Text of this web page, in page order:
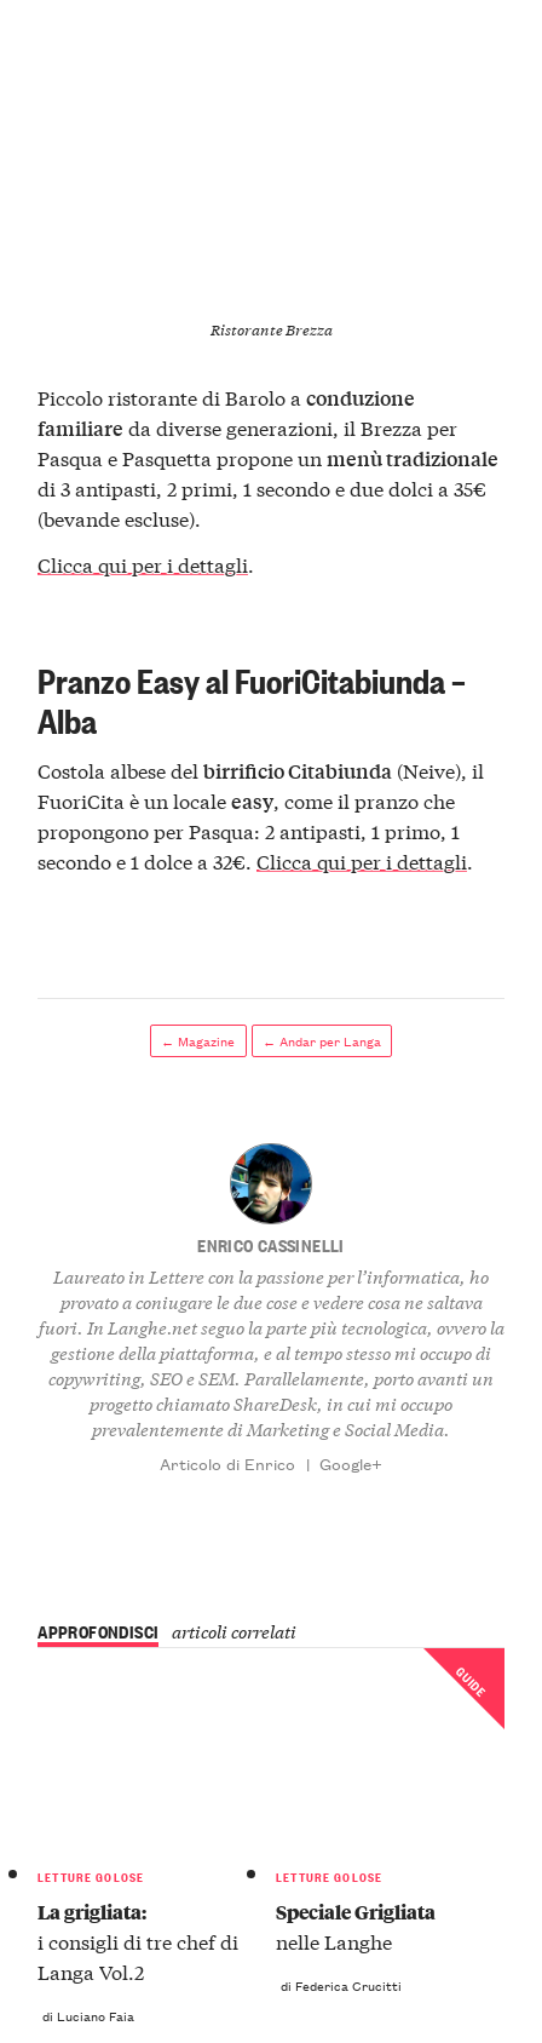
Ristorante Brezza
Piccolo ristorante di Barolo aconduzione
familiare da diverse generazioni, il Brezza per
Pasqua e Pasquetta propone unmenù tradizionale
di 3 antipasti, 2 primi, 1 secondo e due dolci a 35€
(bevande escluse).
Clicca qui per i dettagli.
Pranzo Easy al FuoriCitabiunda –
Alba
Costola albese delbirrificio Citabiunda (Neive), il
FuoriCita è un localeeasy, come il pranzo che
propongono per Pasqua: 2 antipasti, 1 primo, 1
secondo e 1 dolce a 32€.Clicca qui per i dettagli.
← Magazine ← Andar per Langa
ENRICO CASSINELLI
Laureato in Lettere con la passione per l’informatica, ho
provato a coniugare le due cose e vedere cosa ne saltava
fuori. In Langhe.net seguo la parte più tecnologica, ovvero la
gestione della piattaforma, e al tempo stesso mi occupo di
copywriting, SEO e SEM. Parallelamente, porto avanti un
progetto chiamato ShareDesk, in cui mi occupo
prevalentemente di Marketing e Social Media.
Articolo di Enrico | Google+
APPROFONDISCI articoli correlati
LETTURE GOLOSE
La grigliata:
i consigli di tre chef di
Langa Vol.2
di Luciano Faia
GUIDE
LETTURE GOLOSE
Speciale Grigliata
nelle Langhe
di Federica Crucitti